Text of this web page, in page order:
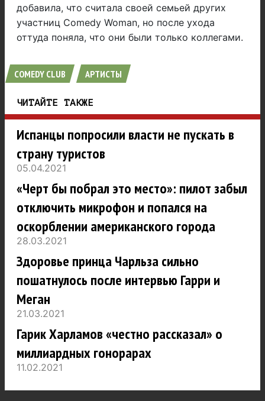
добавила, что считала своей семьей других
участниц Comedy Woman, но после ухода
оттуда поняла, что они были только коллегами.
COMEDY CLUB АРТИСТЫ
ЧИТАЙТЕ ТАКЖЕ
Испанцы попросили власти не пускать в
страну туристов
05.04.2021
«Черт бы побрал это место»: пилот забыл
отключить микрофон и попался на
оскорблении американского города
28.03.2021
Здоровье принца Чарльза сильно
пошатнулось после интервью Гарри и
Меган
21.03.2021
Гарик Харламов «честно рассказал» о
миллиардных гонорарах
11.02.2021